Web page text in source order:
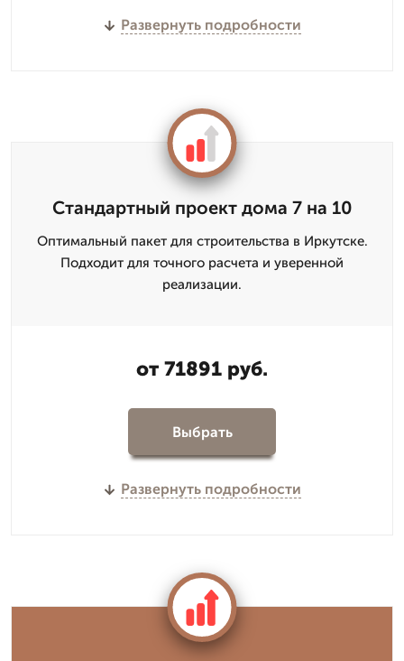
Развернуть подробности
Стандартный проект дома 7 на 10
Оптимальный пакет для строительства в Иркутске.
Подходит для точного расчета и уверенной
реализации.
от 71891 руб.
Выбрать
Развернуть подробности